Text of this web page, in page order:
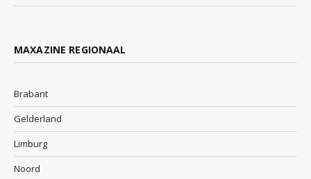
MAXAZINE REGIONAAL
Brabant
Gelderland
Limburg
Noord